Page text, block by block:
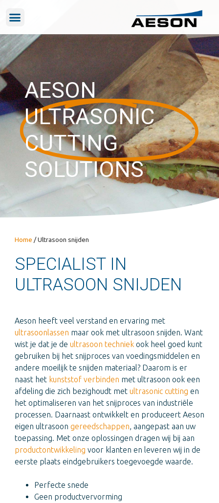
AESON
ULTRASONIC
CUTTING
SOLUTIONS
Home /Ultrasoon snijden
SPECIALIST IN
ULTRASOON SNIJDEN
Aeson heeft veel verstand en ervaring met
ultrasoonlassen maar ook met ultrasoon snijden. Want
wist je dat je de ultrasoon techniek ook heel goed kunt
gebruiken bij het snijproces van voedingsmiddelen en
andere moeilijk te snijden materiaal? Daarom is er
naast het kunststof verbinden met ultrasoon ook een
afdeling die zich bezighoudt met ultrasonic cutting en
het optimaliseren van het snijproces van industriële
processen. Daarnaast ontwikkelt en produceert Aeson
eigen ultrasoon gereedschappen , aangepast aan uw
toepassing. Met onze oplossingen dragen wij bij aan
productontwikkeling voor klanten en leveren wij in de
eerste plaats eindgebruikers toegevoegde waarde.
Perfecte snede
Geen productvervorming